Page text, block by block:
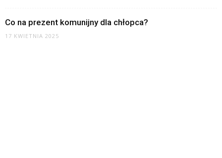
Co na prezent komunijny dla chłopca?
17 KWIETNIA 2025